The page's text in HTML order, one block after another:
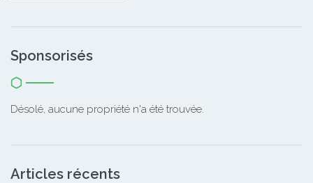
Sponsorisés
Désolé, aucune propriété n'a été trouvée.
Articles récents